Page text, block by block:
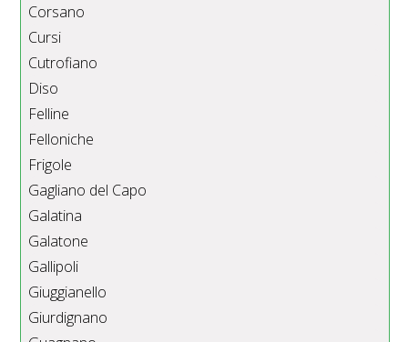
Corsano
Cursi
Cutrofiano
Diso
Felline
Felloniche
Frigole
Gagliano del Capo
Galatina
Galatone
Gallipoli
Giuggianello
Giurdignano